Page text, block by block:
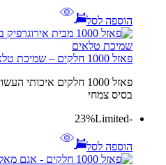
הוספה לסל
פאזל 1000 חלקים – שמיכת טלאים
פאזל 1000 חלקים
בסיס צמחי
-23%
Limited
הוספה לסל